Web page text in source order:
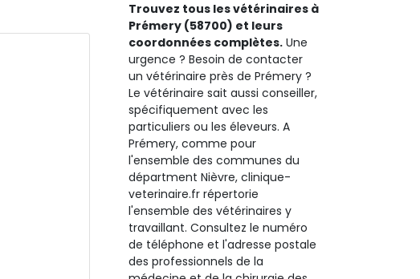
Trouvez tous les vétérinaires à
Prémery (58700) et leurs
coordonnées complètes. Une
urgence ? Besoin de contacter
un vétérinaire près de Prémery ?
Le vétérinaire sait aussi conseiller,
spécifiquement avec les
particuliers ou les éleveurs. A
Prémery, comme pour
l'ensemble des communes du
départment Nièvre, clinique-
veterinaire.fr répertorie
l'ensemble des vétérinaires y
travaillant. Consultez le numéro
de téléphone et l'adresse postale
des professionnels de la